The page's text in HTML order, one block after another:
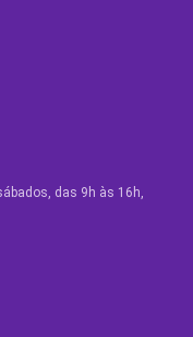
das 9h às 16h,